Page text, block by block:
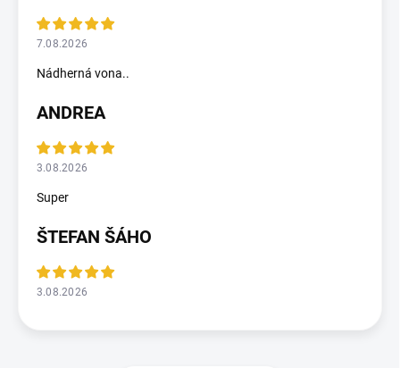
7.08.2026
Nádherná vona..
ANDREA
3.08.2026
Super
ŠTEFAN ŠÁHO
3.08.2026